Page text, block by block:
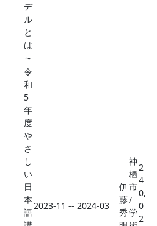
デ
ル
と
は
～
令
和
5
年
度
や
さ
し
い
日
本
語
2023-11 -- 2024-03
伊
藤
秀
神
栖
市
/
学
2
4
0,
0
2